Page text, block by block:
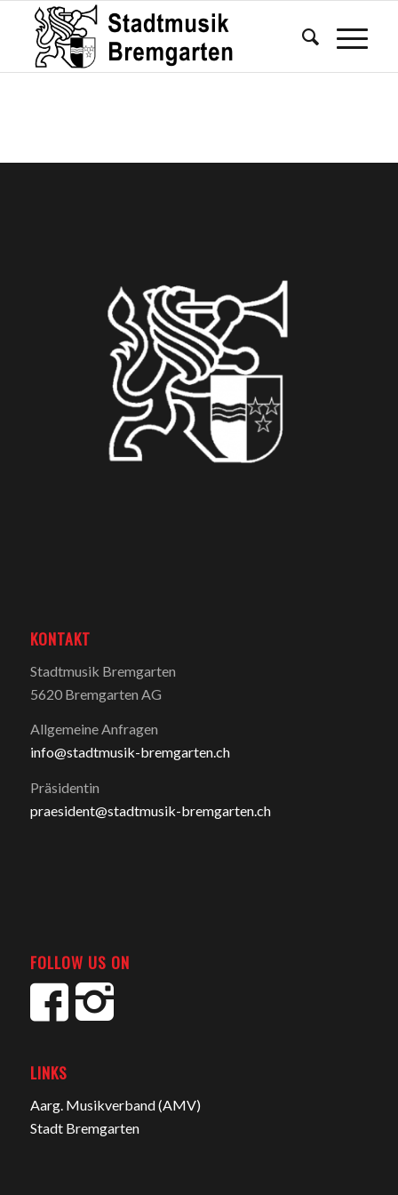
KONTAKT
Stadtmusik Bremgarten
5620 Bremgarten AG
Allgemeine Anfragen
info@stadtmusik-bremgarten.ch
Präsidentin
praesident@stadtmusik-bremgarten.ch
FOLLOW US ON
LINKS
Aarg. Musikverband (AMV)
Stadt Bremgarten